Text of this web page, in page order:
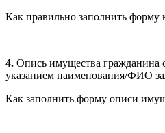
Как правильно заполнить
4. Опись имущества гражданина
указанием наименования/ФИО
Как заполнить форму описи